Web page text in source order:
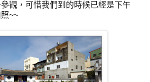
觀，可惜我們到的時候已經是下午
~~